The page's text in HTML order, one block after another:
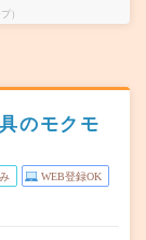
）
のモクモ
WEB登録OK